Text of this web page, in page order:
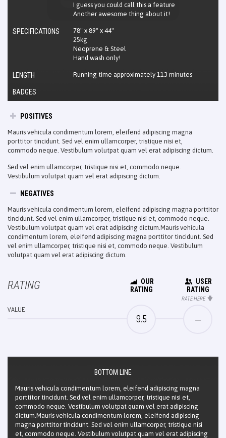
I guess you could call this a feature
Another awesome thing about it!
SPECIFICATIONS
78" x 89" x 44"
25kg
Neoprene & Steel
Hand wash only!
LENGTH Running time approximately 113 minutes
BADGES
POSITIVES
Mauris vehicula condimentum lorem, eleifend adipiscing magna
porttitor tincidunt. Sed vel enim ullamcorper, tristique nisi et,
commodo neque. Vestibulum volutpat quam vel erat adipiscing dictum.
Sed vel enim ullamcorper, tristique nisi et, commodo neque.
Vestibulum volutpat quam vel erat adipiscing dictum.
NEGATIVES
Mauris vehicula condimentum lorem, eleifend adipiscing magna porttitor
tincidunt. Sed vel enim ullamcorper, tristique nisi et, commodo neque.
Vestibulum volutpat quam vel erat adipiscing dictum.Mauris vehicula
condimentum lorem, eleifend adipiscing magna porttitor tincidunt. Sed
vel enim ullamcorper, tristique nisi et, commodo neque. Vestibulum
volutpat quam vel erat adipiscing dictum.
RATING
OUR
RATING
USER
RATING
RATE HERE
VALUE
9.5 —
BOTTOM LINE
Mauris vehicula condimentum lorem, eleifend adipiscing magna
porttitor tincidunt. Sed vel enim ullamcorper, tristique nisi et,
commodo neque. Vestibulum volutpat quam vel erat adipiscing
dictum.Mauris vehicula condimentum lorem, eleifend adipiscing
magna porttitor tincidunt. Sed vel enim ullamcorper, tristique nisi
et, commodo neque. Vestibulum volutpat quam vel erat adipiscing